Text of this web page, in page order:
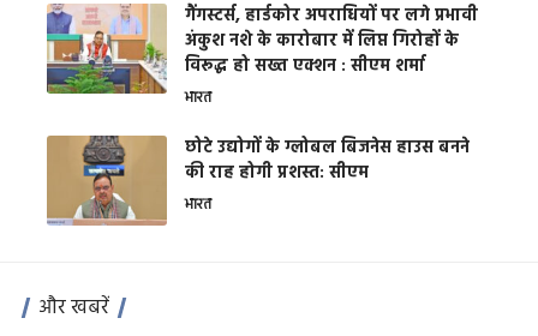
गैंगस्टर्स, हार्डकोर अपराधियों पर लगे प्रभावी
अंकुश नशे के कारोबार में लिप्त गिरोहों के
विरूद्ध हो सख्त एक्शन : सीएम शर्मा
भारत
छोटे उद्योगों के ग्लोबल बिजनेस हाउस बनने
की राह होगी प्रशस्त: सीएम
भारत
और खबरें